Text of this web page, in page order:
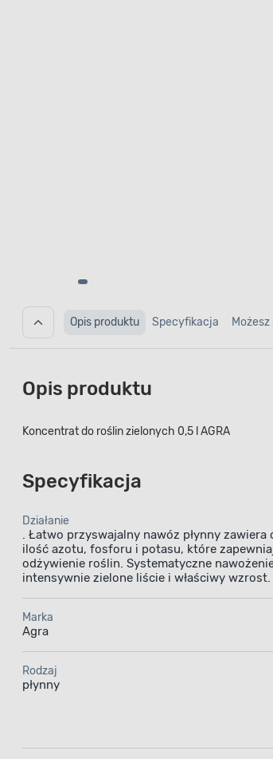
Opis produktu Specyfikacja
Opis produktu
Koncentrat do roślin zielonych 0,5 l AGRA
Specyfikacja
Działanie
. Łatwo przyswajalny nawóz płynny zawiera
ilość azotu, fosforu i potasu, które
odżywienie roślin. Systematyczne
intensywnie zielone liście i właściwy wzrost.
Marka
Agra
Rodzaj
płynny